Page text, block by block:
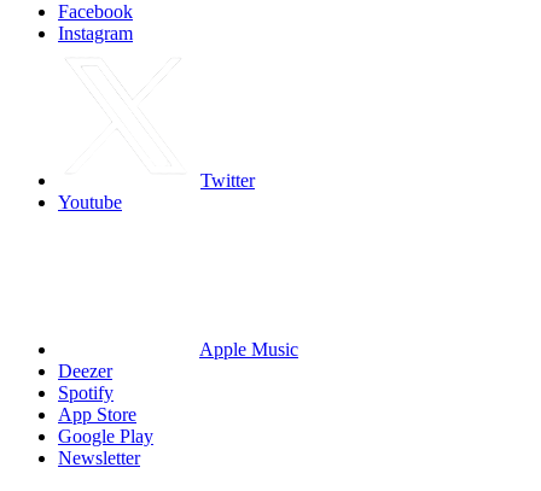
Facebook
Instagram
Twitter
Youtube
Apple Music
Deezer
Spotify
App Store
Google Play
Newsletter